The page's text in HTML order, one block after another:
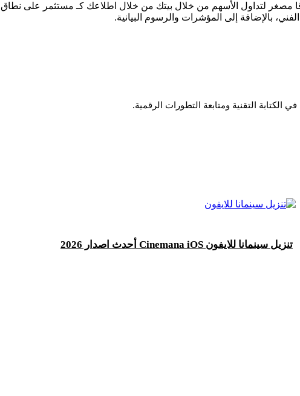
مصغر لتداول الأسهم من خلال بيتك من خلال اطلاعك كـ مستثمر على نطاق
بالإضافة إلى المؤشرات والرسوم البيانية.
الكتابة التقنية ومتابعة التطورات الرقمية.
تنزيل سينمانا للايفون Cinemana iOS أحدث اصدار 2026